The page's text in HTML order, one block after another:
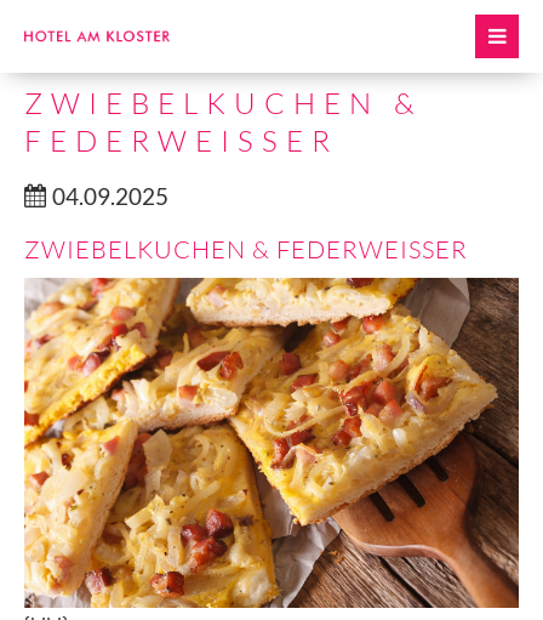
ZWIEBELKUCHEN &
FEDERWEISSER
04.09.2025
ZWIEBELKUCHEN & FEDERWEISSER